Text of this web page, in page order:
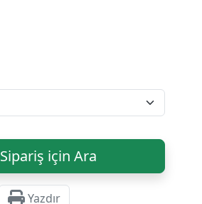
Sipariş için Ara
Yazdır